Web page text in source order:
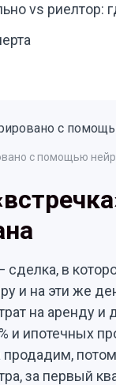
vs риелтор:
с помощью
сделка, в
и на эти же
на аренду
и ипотечных
за первый